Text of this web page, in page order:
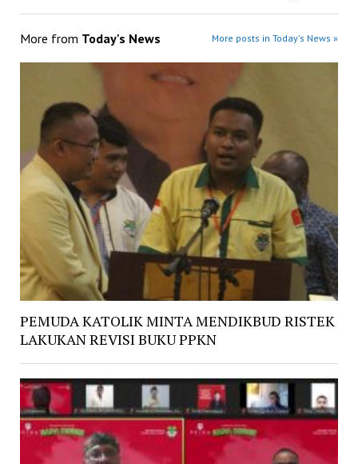
More from Today's News More posts in Today's News »
PEMUDA KATOLIK MINTA MENDIKBUD RISTEK
LAKUKAN REVISI BUKU PPKN